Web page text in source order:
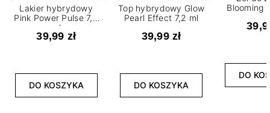
Lakier hybrydowy
Pink Power Pulse 7,2
ml
39,99 zł
DO KOSZYKA
Top hybrydowy Glow
Pearl Effect 7,2 ml
39,99 zł
DO KOSZYKA
Blooming
DO